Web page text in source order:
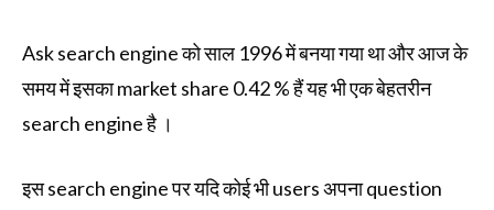
Ask search engine को साल 1996 में बनया गया था और आज के
समय में इसका market share 0.42 % हैं यह भी एक बेहतरीन
search engine है ।
इस search engine पर यदि कोई भी users अपना question